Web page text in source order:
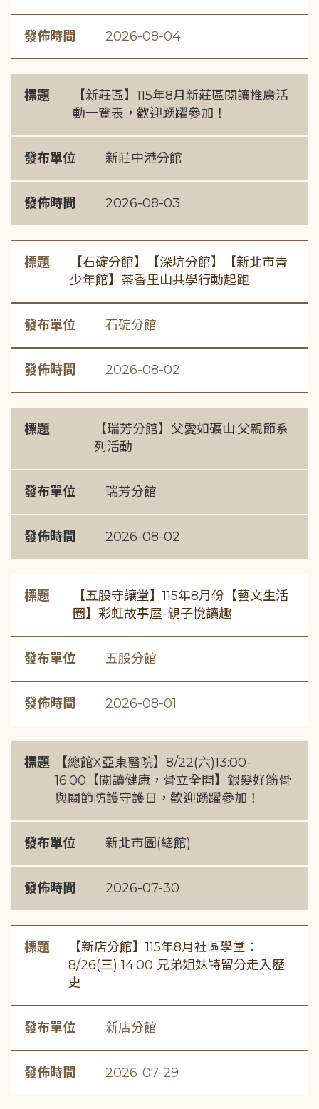
發佈時間 2026-08-04
標題
【新莊區】115年8月新莊區閱讀推廣活
動一覽表，歡迎踴躍參加！
發布單位 新莊中港分館
發佈時間 2026-08-03
標題
【石碇分館】【深坑分館】【新北市青
少年館】茶香里山共學行動起跑
發布單位 石碇分館
發佈時間 2026-08-02
標題
【瑞芳分館】父愛如礦山:父親節系
列活動
發布單位 瑞芳分館
發佈時間 2026-08-02
標題
【五股守讓堂】115年8月份【藝文生活
圈】彩虹故事屋-親子悅讀趣
發布單位 五股分館
發佈時間 2026-08-01
標題
【總館X亞東醫院】8/22(六)13:00-
16:00【閱讀健康，骨立全開】銀髮好筋骨
與關節防護守護日，歡迎踴躍參加！
發布單位 新北市圖(總館)
發佈時間 2026-07-30
標題
【新店分館】115年8月社區學堂︰
8/26(三) 14:00 兄弟姐妹特留分走入歷
史
發布單位 新店分館
發佈時間 2026-07-29